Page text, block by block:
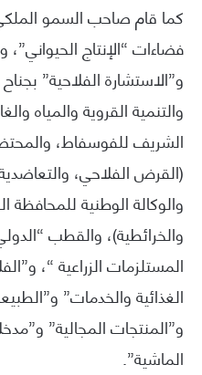
كما قام صاحب السمو
فضاءات “الإنتاج الحيواني”،
و”الاستشارة الفلاحية”
والتنمية القروية والمياه
الشريف للفوسفاط،
(القرض الفلاحي، والتعاضدية
والوكالة الوطنية للمحافظة
والخرائطية)، والقطب
المستلزمات الزراعية “،
الغذائية والخدمات”
و”المنتجات المجالية”
الماشية”.